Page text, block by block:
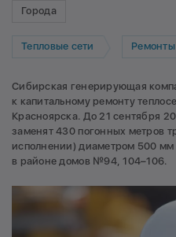
Города
Тепловые сети Ремонты
Сибирская генерирующая
к капитальному ремонту
Красноярска. До 21 сентября
заменят 430 погонных метров
исполнении) диаметром 500 мм
в районе домов №94, 104–106.